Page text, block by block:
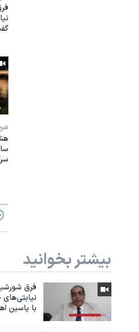
بیشتر بخوانید
فرق
با یاسین